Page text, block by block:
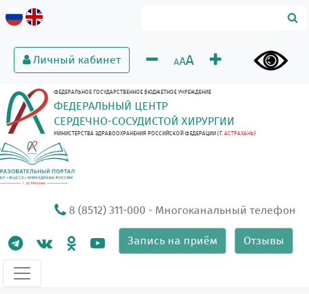
Личный кабинет AAA
ФЕДЕРАЛЬНОЕ ГОСУДАРСТВЕННОЕ БЮДЖЕТНОЕ УЧРЕЖДЕНИЕ
ФЕДЕРАЛЬНЫЙ ЦЕНТР
СЕРДЕЧНО-СОСУДИСТОЙ ХИРУРГИИ
МИНИСТЕРСТВА ЗДРАВООХРАНЕНИЯ РОССИЙСКОЙ ФЕДЕРАЦИИ (Г. АСТРАХАНЬ)
8 (8512) 311-000 - Многоканальный телефон
Запись на приём Отзывы